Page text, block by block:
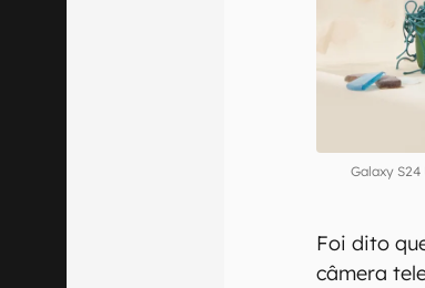
Galaxy
Foi dito
câmera